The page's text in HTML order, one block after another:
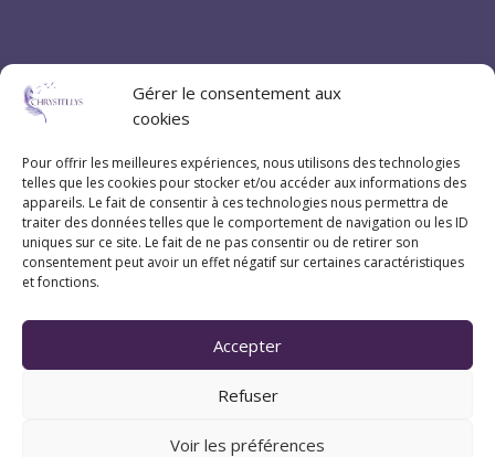
Gérer le consentement aux
cookies
Pour offrir les meilleures expériences, nous utilisons des technologies
telles que les cookies pour stocker et/ou accéder aux informations des
appareils. Le fait de consentir à ces technologies nous permettra de
traiter des données telles que le comportement de navigation ou les ID
uniques sur ce site. Le fait de ne pas consentir ou de retirer son
consentement peut avoir un effet négatif sur certaines caractéristiques
et fonctions.
Accepter
Refuser
Voir les préférences
Du lundi au vendredi : 9h-12h / 13h-18h
Le samedi : 9h-12h